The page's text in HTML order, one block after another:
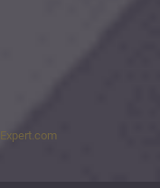
Immobilienbewertung